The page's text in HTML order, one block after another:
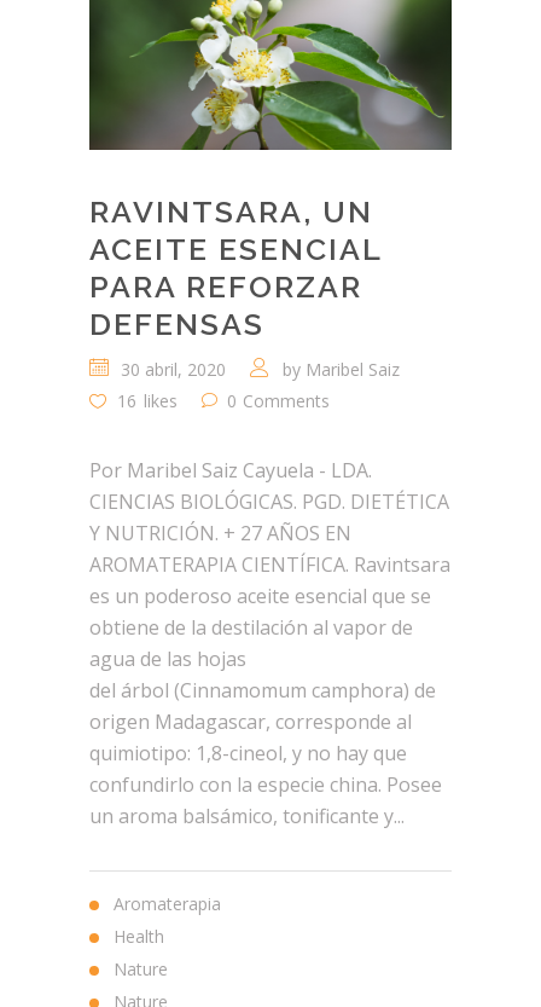
RAVINTSARA, UN
ACEITE ESENCIAL
PARA REFORZAR
DEFENSAS
30 abril, 2020 by Maribel Saiz
16 likes 0 Comments
Por Maribel Saiz Cayuela - LDA.
CIENCIAS BIOLÓGICAS. PGD. DIETÉTICA
Y NUTRICIÓN. + 27 AÑOS EN
AROMATERAPIA CIENTÍFICA. Ravintsara
es un poderoso aceite esencial que se
obtiene de la destilación al vapor de
agua de las hojas
del árbol (Cinnamomum camphora) de
origen Madagascar, corresponde al
quimiotipo: 1,8-cineol, y no hay que
confundirlo con la especie china. Posee
un aroma balsámico, tonificante y...
Aromaterapia
Health
Nature
Nature